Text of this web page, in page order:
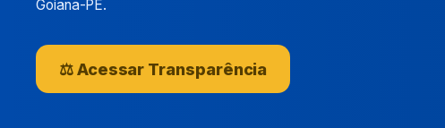
Goiana-PE.
⚖ Acessar Transparência